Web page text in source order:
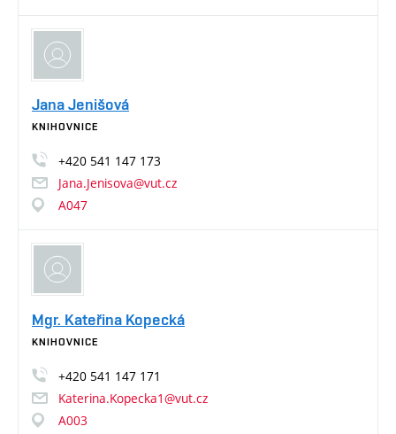
Jana Jenišová
KNIHOVNICE
+420 541 147 173
Jana.Jenisova@vut.cz
A047
Mgr. Kateřina Kopecká
KNIHOVNICE
+420 541 147 171
Katerina.Kopecka1@vut.cz
A003